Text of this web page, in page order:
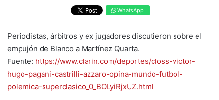
WhatsApp
Periodistas, árbitros y ex jugadores discutieron sobre el
empujón de Blanco a Martínez Quarta.
Fuente: https://www.clarin.com/deportes/closs-victor-
hugo-pagani-castrilli-azzaro-opina-mundo-futbol-
polemica-superclasico_0_BOLyiRjxUZ.html